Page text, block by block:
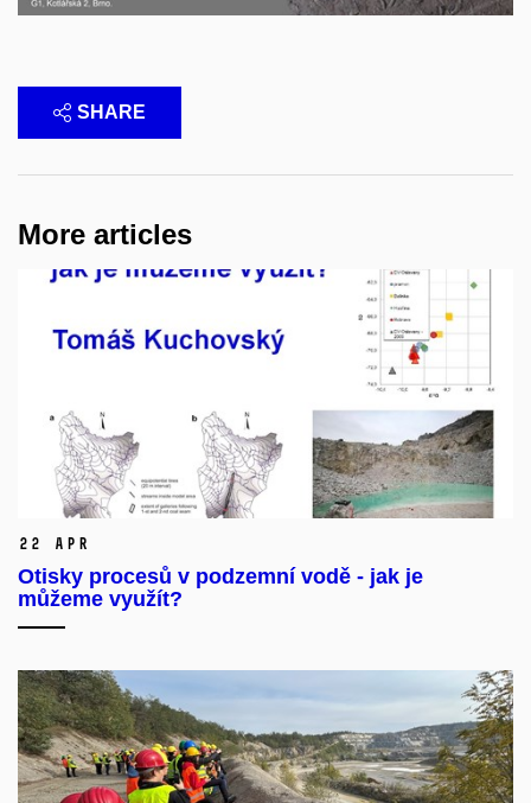
SHARE
More articles
22 Apr
Otisky procesů v podzemní vodě - jak je
můžeme využít?